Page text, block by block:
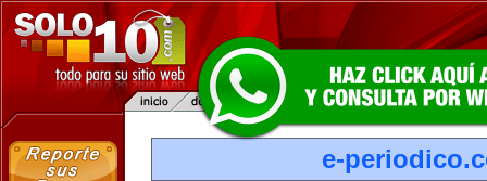
e-